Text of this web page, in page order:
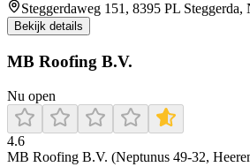
Steggerdaweg 151, 8395 PL Steggerda,
Bekijk details
MB Roofing B.V.
Nu open
4.6
MB Roofing B.V. (Neptunus 49-32,